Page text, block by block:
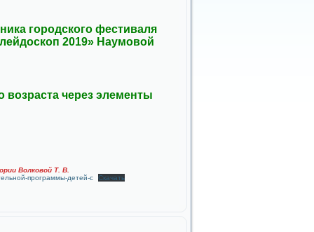
городского фестиваля
2019» Наумовой
через элементы
Волковой Т. В.
программы-детей-с
Скачать